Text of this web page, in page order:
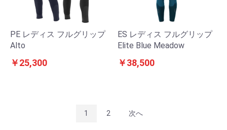
PE レディス フルグリップ
Alto
￥25,300
ES レディス フルグリップ
Elite Blue Meadow
￥38,500
1 2 次へ